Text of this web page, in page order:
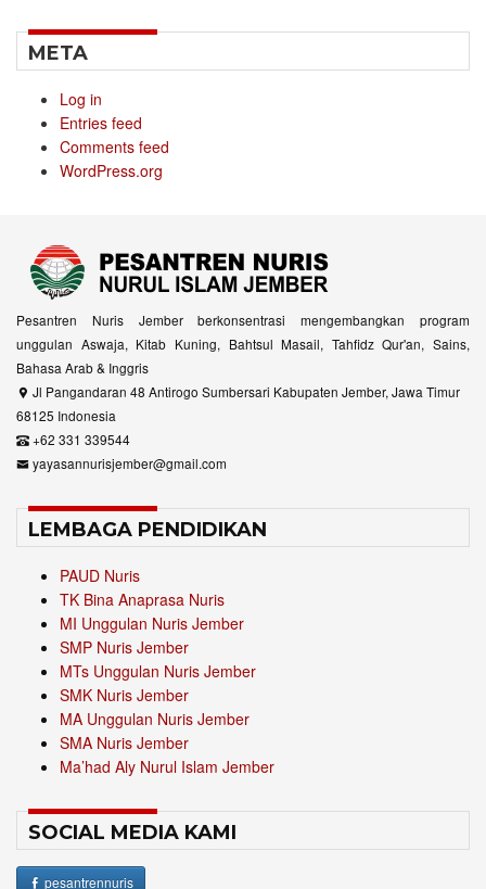
META
Log in
Entries feed
Comments feed
WordPress.org
Pesantren Nuris Jember berkonsentrasi mengembangkan program
unggulan Aswaja, Kitab Kuning, Bahtsul Masail, Tahfidz Qur'an, Sains,
Bahasa Arab & Inggris
Jl Pangandaran 48 Antirogo Sumbersari Kabupaten Jember, Jawa Timur
68125 Indonesia
+62 331 339544
yayasannurisjember@gmail.com
LEMBAGA PENDIDIKAN
PAUD Nuris
TK Bina Anaprasa Nuris
MI Unggulan Nuris Jember
SMP Nuris Jember
MTs Unggulan Nuris Jember
SMK Nuris Jember
MA Unggulan Nuris Jember
SMA Nuris Jember
Ma’had Aly Nurul Islam Jember
SOCIAL MEDIA KAMI
pesantrennuris